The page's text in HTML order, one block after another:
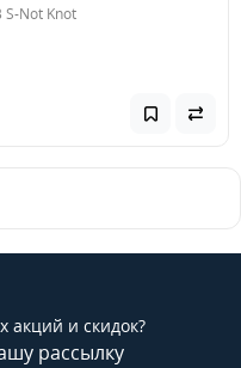
S-Not Knot
акций и скидок?
рассылку